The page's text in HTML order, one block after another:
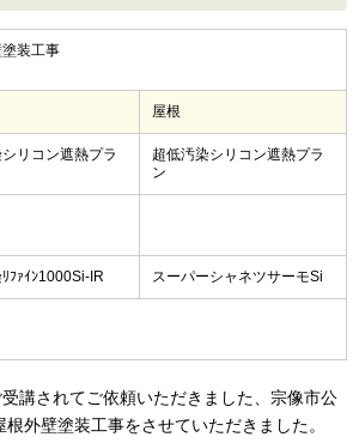
装工事
屋根
リコン遮熱プラ
超低汚染シリコン遮熱プラ
ン
ﾌｧｲﾝ1000Si-IR スーパーシャネツサーモSi
講されてご依頼いただきました、宗像市公
外壁塗装工事をさせていただきました。